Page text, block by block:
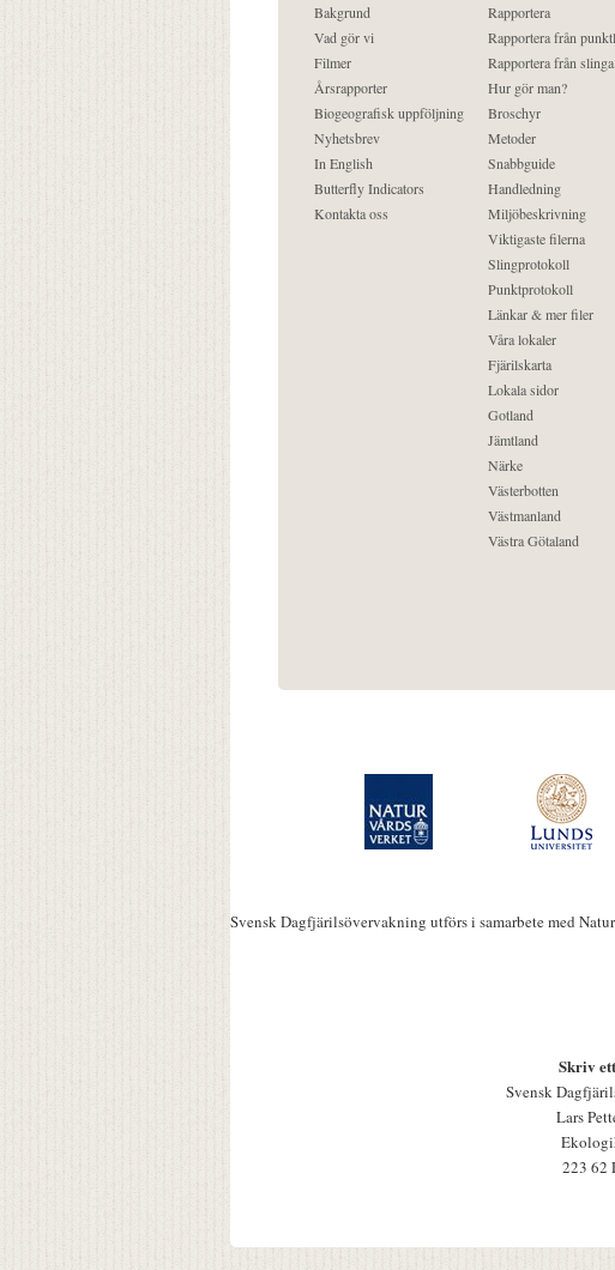
Bakgrund
Vad gör vi
Filmer
Årsrapporter
Biogeografisk uppföljning
Nyhetsbrev
In English
Butterfly Indicators
Kontakta oss
Rapportera
Rapportera från
Rapportera från slinga
Hur gör man?
Broschyr
Metoder
Snabbguide
Handledning
Miljöbeskrivning
Viktigaste filerna
Slingprotokoll
Punktprotokoll
Länkar & mer filer
Våra lokaler
Fjärilskarta
Lokala sidor
Gotland
Jämtland
Närke
Västerbotten
Västmanland
Västra Götaland
Svensk Dagfjärilsövervakning utförs i samarbete med
Skriv
Svensk
Lars
223 62